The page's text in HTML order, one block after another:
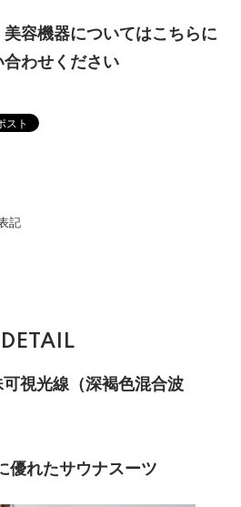
容機器についてはこちらに
合わせください
記
DETAIL
視光線（深褐色混合波
優れたサウナスーツ